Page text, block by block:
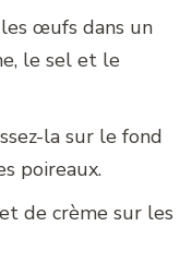
œufs dans un
le sel et le
la sur le fond
poireaux.
de crème sur les